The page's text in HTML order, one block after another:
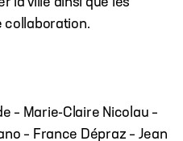
collaboration.
– Marie-Claire Nicolau –
– France Dépraz – Jean